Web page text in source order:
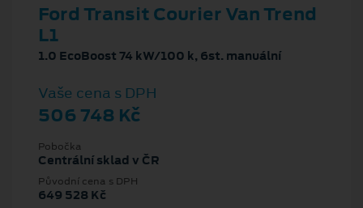
Ford Transit Courier Van Trend
L1
1.0 EcoBoost 74 kW/100 k, 6st. manuální
Vaše cena s DPH
506 748 Kč
Pobočka
Centrální sklad v ČR
Původní cena s DPH
649 528 Kč